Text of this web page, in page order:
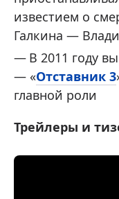
известием о
Галкина —
В 2011 году
— «Отставник 3
главной роли
Трейлеры и